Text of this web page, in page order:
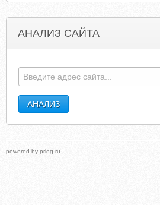
АНАЛИЗ САЙТА
powered by prlog.ru